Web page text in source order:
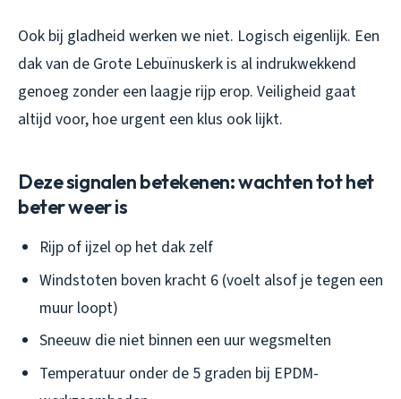
Ook bij gladheid werken we niet. Logisch eigenlijk. Een
dak van de Grote Lebuïnuskerk is al indrukwekkend
genoeg zonder een laagje rijp erop. Veiligheid gaat
altijd voor, hoe urgent een klus ook lijkt.
Deze signalen betekenen: wachten tot het
beter weer is
Rijp of ijzel op het dak zelf
Windstoten boven kracht 6 (voelt alsof je tegen een
muur loopt)
Sneeuw die niet binnen een uur wegsmelten
Temperatuur onder de 5 graden bij EPDM-